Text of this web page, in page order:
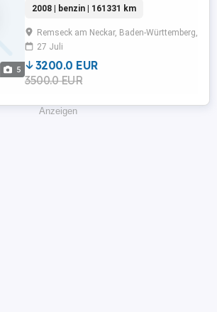
5
Radio,Radio,Servolenkung,Elektrische
...
2008 | benzin | 161331 km
Remseck am Neckar, Baden-Württemberg,
27 Juli
3200.0 EUR
3500.0 EUR
Anzeigen